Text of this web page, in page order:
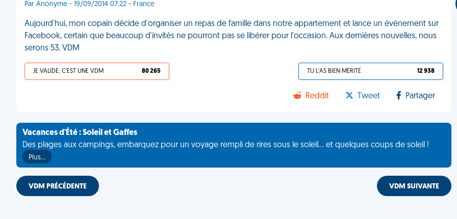
Par Anonyme - 19/09/2014 07:22 - France
Aujourd'hui, mon copain décide d'organiser un repas de famille dans notre appartement et lance un événement sur
Facebook, certain que beaucoup d'invités ne pourront pas se libérer pour l'occasion. Aux dernières nouvelles, nous
serons 53. VDM
JE VALIDE, C'EST UNE VDM 80 265 TU L'AS BIEN MÉRITÉ 12 938
Reddit Tweet Partager
Vacances d'Été : Soleil et Gaffes
Des plages aux campings, embarquez pour un voyage rempli de rires sous le soleil... et quelques coups de soleil !
Plus…
VDM PRÉCÉDENTE VDM SUIVANTE